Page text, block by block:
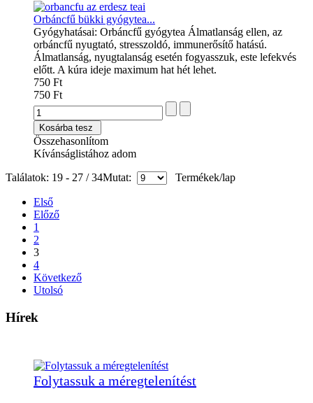
Orbáncfű bükki gyógytea...
Gyógyhatásai: Orbáncfű gyógytea Álmatlanság ellen, az
orbáncfű nyugtató, stresszoldó, immunerősítő hatású.
Álmatlanság, nyugtalanság esetén fogyasszuk, este lefekvés
előtt. A kúra ideje maximum hat hét lehet.
750 Ft
750 Ft
Kosárba tesz
Összehasonlítom
Kívánságlistához adom
Találatok: 19 - 27 / 34Mutat: Termékek/lap
Első
Előző
1
2
3
4
Következő
Utolsó
Hírek
Folytassuk a méregtelenítést